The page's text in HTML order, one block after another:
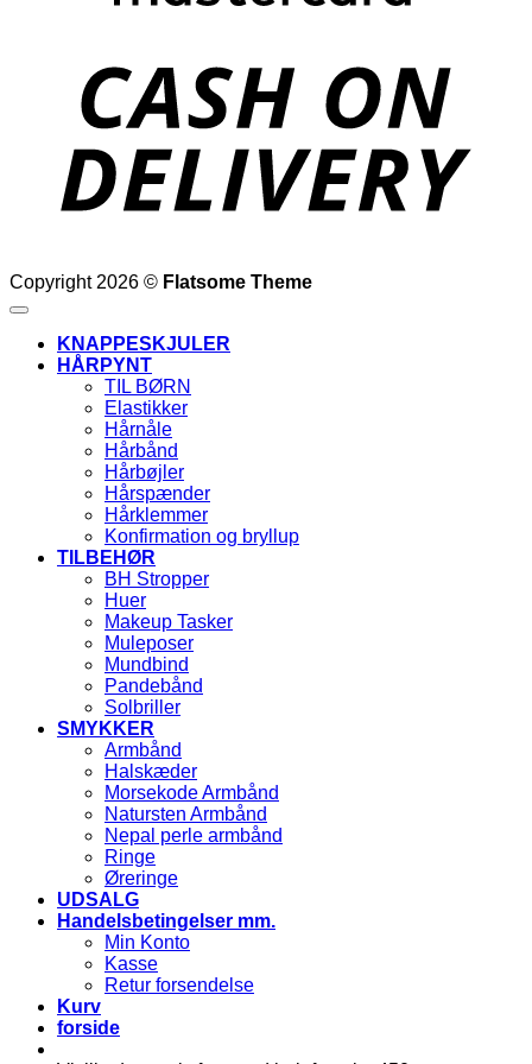
Copyright 2026 © Flatsome Theme
KNAPPESKJULER
HÅRPYNT
TIL BØRN
Elastikker
Hårnåle
Hårbånd
Hårbøjler
Hårspænder
Hårklemmer
Konfirmation og bryllup
TILBEHØR
BH Stropper
Huer
Makeup Tasker
Muleposer
Mundbind
Pandebånd
Solbriller
SMYKKER
Armbånd
Halskæder
Morsekode Armbånd
Natursten Armbånd
Nepal perle armbånd
Ringe
Øreringe
UDSALG
Handelsbetingelser mm.
Min Konto
Kasse
Retur forsendelse
Kurv
forside